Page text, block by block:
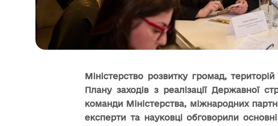
Міністерство розвитку громад,
Плану заходів з реалізації Державної
команди Міністерства, міжнародних
експерти та науковці обговорили